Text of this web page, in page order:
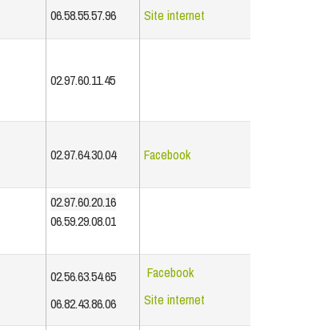
06.58.55.57.96 Site internet
02.97.60.11.45
02.97.64.30.04 Facebook
02.97.60.20.16
06.59.29.08.01
02.56.63.54.65
06.82.43.86.06
Facebook
Site internet